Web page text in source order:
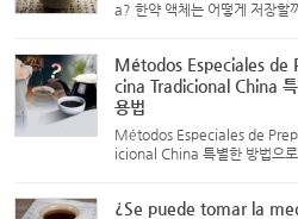
a? 한약 액체는 어떻게 저장
i...
Métodos Especiales de
cina Tradicional China
용법
Métodos Especiales de
icional China 특별한 방법으
¿Se puede tomar la